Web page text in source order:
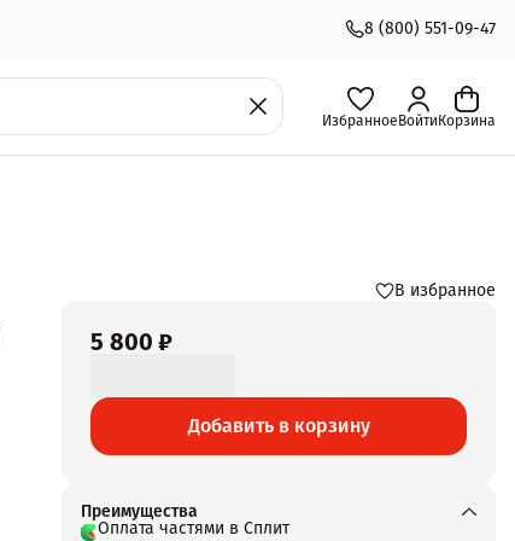
8 (800) 551-09-47
Избранное Войти Корзина
В избранное
5 800 ₽
Добавить в корзину
Преимущества
Оплата частями в Сплит